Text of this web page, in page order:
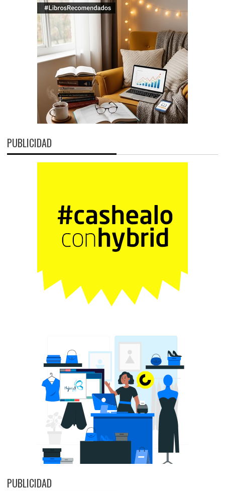
PUBLICIDAD
PUBLICIDAD